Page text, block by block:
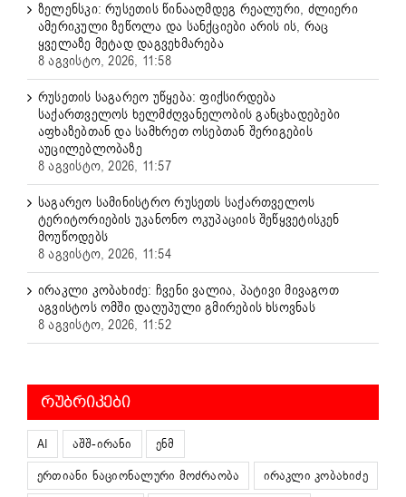
ზელენსკი: რუსეთის წინააღმდეგ რეალური, ძლიერი
ამერიკული ზეწოლა და სანქციები არის ის, რაც
ყველაზე მეტად დაგვეხმარება
8 აგვისტო, 2026, 11:58
რუსეთის საგარეო უწყება: ფიქსირდება
საქართველოს ხელმძღვანელობის განცხადებები
აფხაზებთან და სამხრეთ ოსებთან შერიგების
აუცილებლობაზე
8 აგვისტო, 2026, 11:57
საგარეო სამინისტრო რუსეთს საქართველოს
ტერიტორიების უკანონო ოკუპაციის შეწყვეტისკენ
მოუწოდებს
8 აგვისტო, 2026, 11:54
ირაკლი კობახიძე: ჩვენი ვალია, პატივი მივაგოთ
აგვისტოს ომში დაღუპული გმირების ხსოვნას
8 აგვისტო, 2026, 11:52
ᲠᲣᲑᲠᲘᲙᲔᲑᲘ
AI აშშ-ირანი
ენმ
ერთიანი ნაციონალური მოძრაობა
ირაკლი კობახიძე